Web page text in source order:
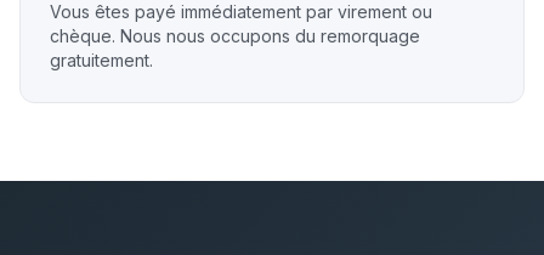
Vous êtes payé immédiatement par virement ou
chèque. Nous nous occupons du remorquage
gratuitement.